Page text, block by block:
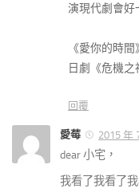
演現代劇會好
《愛你的時
日劇《危機
回覆
愛莓 2015 年
dear 小宅，
我看了我看了